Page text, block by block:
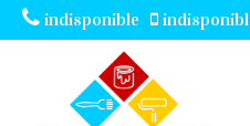
indisponible